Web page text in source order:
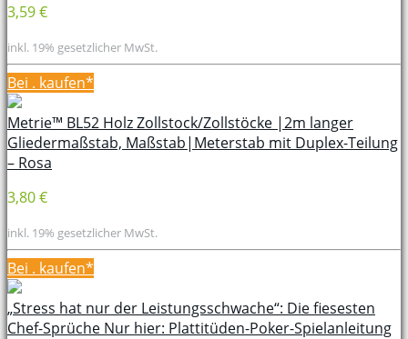
3,59 €
inkl. 19% gesetzlicher MwSt.
Bei . kaufen*
Metrie™ BL52 Holz Zollstock/Zollstöcke |2m langer
Gliedermaßstab, Maßstab|Meterstab mit Duplex-Teilung
– Rosa
3,80 €
inkl. 19% gesetzlicher MwSt.
Bei . kaufen*
„Stress hat nur der Leistungsschwache“: Die fiesesten
Chef-Sprüche Nur hier: Plattitüden-Poker-Spielanleitung